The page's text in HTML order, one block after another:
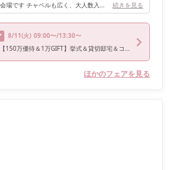
ステンドグラスが綺麗な会場です チャペルも広く、大人数入ることができます 続きを見る
8/11(火) 09:00〜/13:30〜
直前予約OK【150万優待＆1万GIFT】挙式＆貸切邸宅＆コース試食付
ほかのフェアを見る